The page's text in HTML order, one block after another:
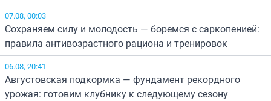
07.08, 00:03
Сохраняем силу и молодость — боремся с саркопенией:
правила антивозрастного рациона и тренировок
06.08, 20:41
Августовская подкормка — фундамент рекордного
урожая: готовим клубнику к следующему сезону